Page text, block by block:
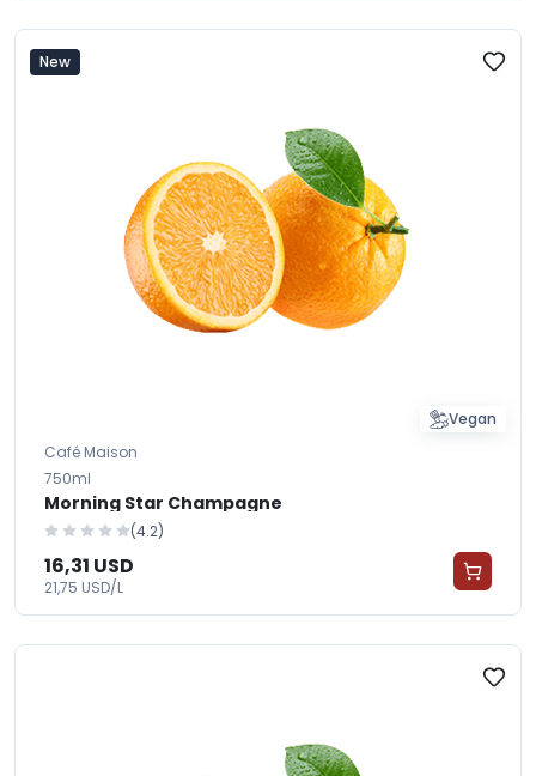
New
Vegan
Café Maison
750ml
Morning Star Champagne
(4.2)
16,31 USD
21,75 USD/L